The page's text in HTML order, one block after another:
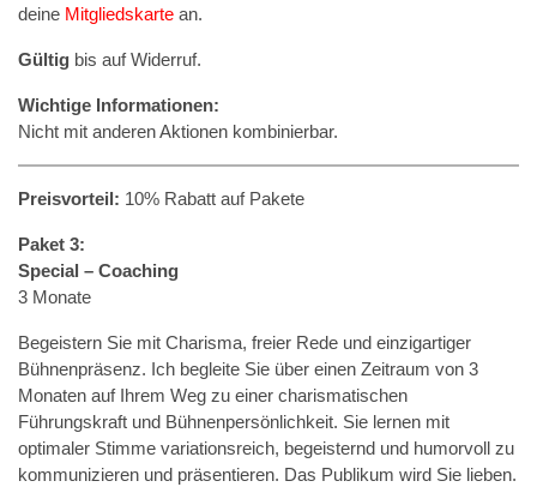
deine Mitgliedskarte an.
Gültig bis auf Widerruf.
Wichtige Informationen:
Nicht mit anderen Aktionen kombinierbar.
Preisvorteil: 10% Rabatt auf Pakete
Paket 3:
Special – Coaching
3 Monate
Begeistern Sie mit Charisma, freier Rede und einzigartiger
Bühnenpräsenz. Ich begleite Sie über einen Zeitraum von 3
Monaten auf Ihrem Weg zu einer charismatischen
Führungskraft und Bühnenpersönlichkeit. Sie lernen mit
optimaler Stimme variationsreich, begeisternd und humorvoll zu
kommunizieren und präsentieren. Das Publikum wird Sie lieben.